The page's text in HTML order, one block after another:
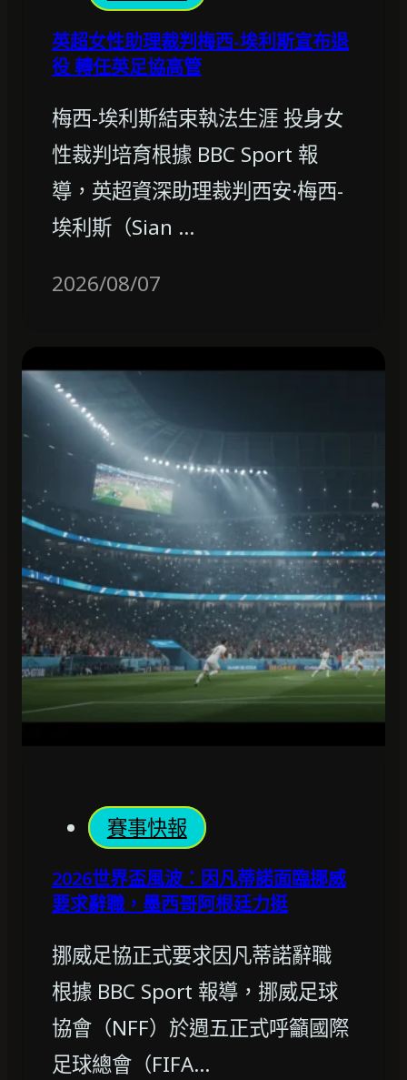
英超女性助理裁判梅西-埃利斯宣布退
役 轉任英足協高管
梅西-埃利斯結束執法生涯 投身女
性裁判培育根據 BBC Sport 報
導，英超資深助理裁判西安·梅西-
埃利斯（Sian …
2026/08/07
賽事快報
2026世界盃風波：因凡蒂諾面臨挪威
要求辭職，墨西哥阿根廷力挺
挪威足協正式要求因凡蒂諾辭職
根據 BBC Sport 報導，挪威足球
協會（NFF）於週五正式呼籲國際
足球總會（FIFA…